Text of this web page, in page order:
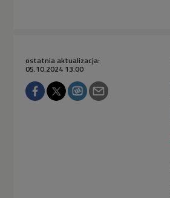
ostatnia aktualizacja:
05.10.2024 13:00